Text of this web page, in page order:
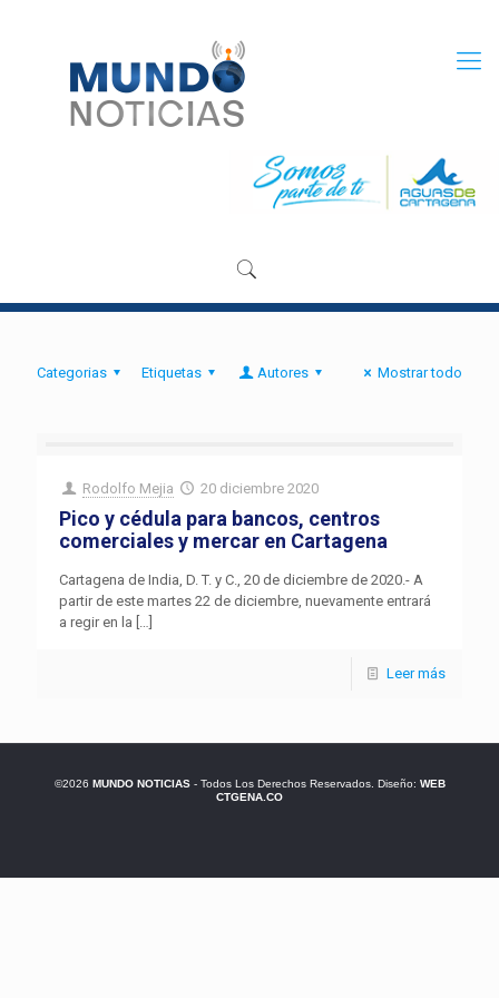
Categorias Etiquetas Autores Mostrar todo
Rodolfo Mejia 20 diciembre 2020
Pico y cédula para bancos, centros
comerciales y mercar en Cartagena
Cartagena de India, D. T. y C., 20 de diciembre de 2020.- A
partir de este martes 22 de diciembre, nuevamente entrará
a regir en la […]
Leer más
©2026 MUNDO NOTICIAS- Todos Los Derechos Reservados. Diseño: WEB
CTGENA.CO